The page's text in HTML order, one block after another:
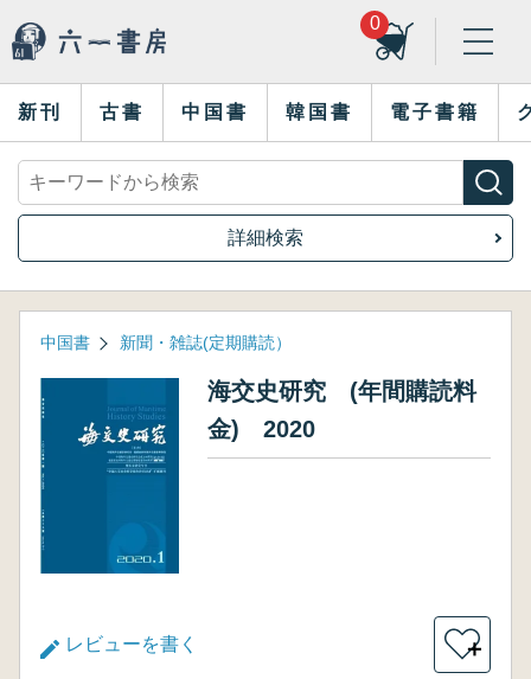
0
新刊 古書 中国書 韓国書 電子書籍
詳細検索
中国書 新聞・雑誌(定期購読）
海交史研究 (年間購読料
金) 2020
レビューを書く ＋